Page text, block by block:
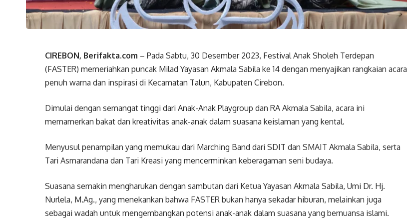
CIREBON, Berifakta.com – Pada Sabtu, 30 Desember 2023, Festival Anak Sholeh Terdepan
(FASTER) memeriahkan puncak Milad Yayasan Akmala Sabila ke 14 dengan menyajikan rangkaian acara
penuh warna dan inspirasi di Kecamatan Talun, Kabupaten Cirebon.
Dimulai dengan semangat tinggi dari Anak-Anak Playgroup dan RA Akmala Sabila, acara ini
memamerkan bakat dan kreativitas anak-anak dalam suasana keislaman yang kental.
Menyusul penampilan yang memukau dari Marching Band dari SDIT dan SMAIT Akmala Sabila, serta
Tari Asmarandana dan Tari Kreasi yang mencerminkan keberagaman seni budaya.
Suasana semakin mengharukan dengan sambutan dari Ketua Yayasan Akmala Sabila, Umi Dr. Hj.
Nurlela, M.Ag., yang menekankan bahwa FASTER bukan hanya sekadar hiburan, melainkan juga
sebagai wadah untuk mengembangkan potensi anak-anak dalam suasana yang bernuansa islami.